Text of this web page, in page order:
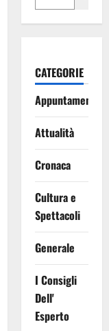
CATEGORIE
Appuntamenti
Attualità
Cronaca
Cultura e
Spettacoli
Generale
I Consigli
Dell'
Esperto